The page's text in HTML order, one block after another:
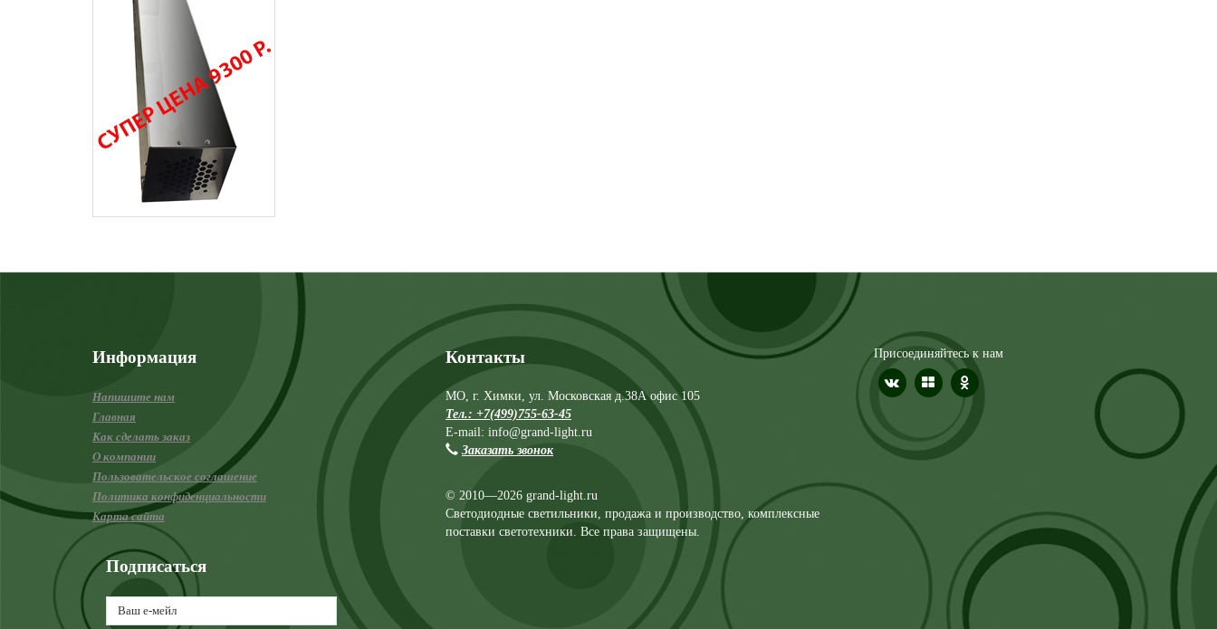
Информация
Напишите нам
Главная
Как сделать заказ
О компании
Пользовательское соглашение
Политика конфиденциальности
Карта сайта
Контакты
МО, г. Химки, ул. Московская д.38А офис 105
Тел.: +7(499)755-63-45
E-mail: info@grand-light.ru
Заказать звонок
© 2010—2026 grand-light.ru
Светодиодные светильники, продажа и производство, комплексные
поставки светотехники. Все права защищены.
Присоединяйтесь к нам
Подписаться